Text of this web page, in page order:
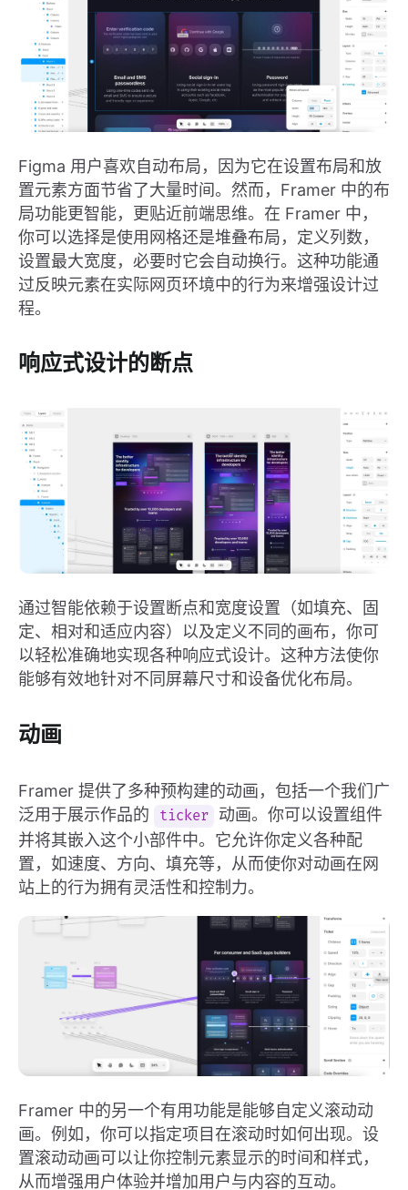
Figma 用户喜欢自动布局，因为它在设置布局和放
置元素方面节省了大量时间。然而，Framer 中的布
局功能更智能，更贴近前端思维。在 Framer 中，
你可以选择是使用网格还是堆叠布局，定义列数，
设置最大宽度，必要时它会自动换行。这种功能通
过反映元素在实际网页环境中的行为来增强设计过
程。
响应式设计的断点
通过智能依赖于设置断点和宽度设置（如填充、固
定、相对和适应内容）以及定义不同的画布，你可
以轻松准确地实现各种响应式设计。这种方法使你
能够有效地针对不同屏幕尺寸和设备优化布局。
动画
Framer 提供了多种预构建的动画，包括一个我们广
泛用于展示作品的
ticker
动画。你可以设置组件
并将其嵌入这个小部件中。它允许你定义各种配
置，如速度、方向、填充等，从而使你对动画在网
站上的行为拥有灵活性和控制力。
Framer 中的另一个有用功能是能够自定义滚动动
画。例如，你可以指定项目在滚动时如何出现。设
置滚动动画可以让你控制元素显示的时间和样式，
从而增强用户体验并增加用户与内容的互动。